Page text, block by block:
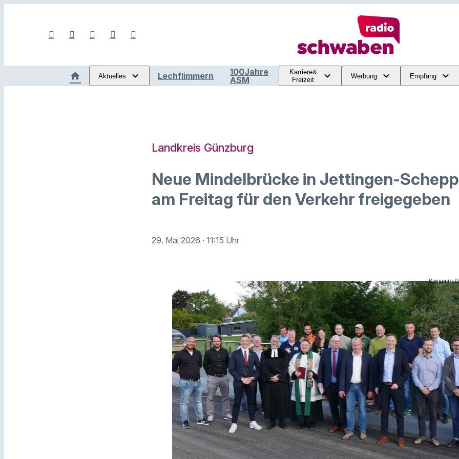
Aktuelles Lechflimmern
100Jahre
ASM
Karriere&
Freizeit
Werbung Empfang
Landkreis Günzburg
Neue Mindelbrücke in Jettingen-
am Freitag für den Verkehr freigegeben
29. Mai 2026 · 11:15 Uhr
Benjamin